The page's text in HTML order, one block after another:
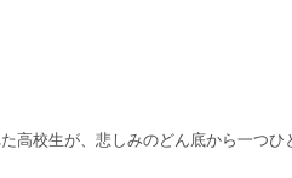
高校生が、悲しみのどん底から一つひ